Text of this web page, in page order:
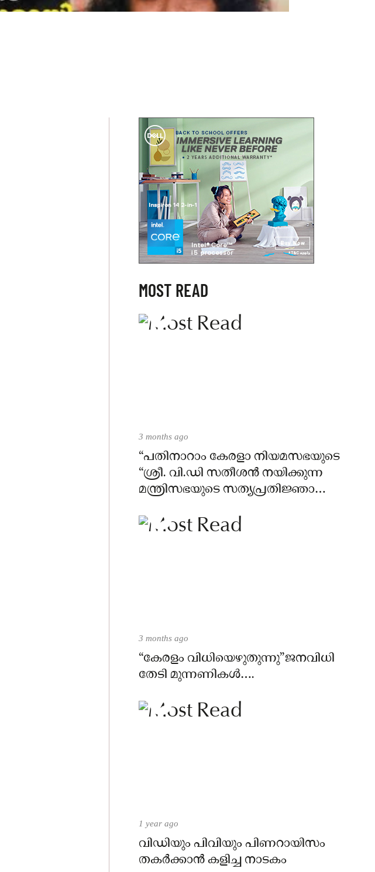
MOST READ
3 months ago
“പതിനാറാം കേരളാ നിയമസഭയുടെ
“ശ്രീ. വി.ഡി സതീശൻ നയിക്കുന്ന
മന്ത്രിസഭയുടെ സത്യപ്രതിജ്ഞാ
3 months ago
“കേരളം വിധിയെഴുതുന്നു”ജനവിധി
തേടി മുന്നണികൾ….
1 year ago
വിഡിയും പിവിയും പിണറായിസം
തകർക്കാൻ കളിച്ച നാടകം